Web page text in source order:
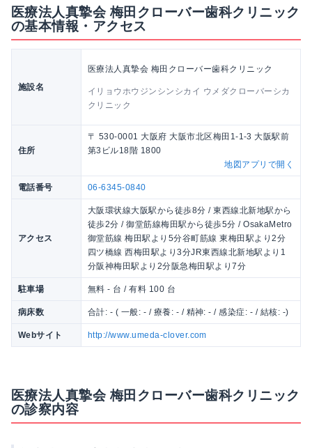
医療法人真摯会 梅田クローバー歯科クリニック
の基本情報・アクセス
施設名
医療法人真摯会 梅田クローバー歯科クリニック
イリョウホウジンシンシカイ ウメダクローバーシカ
クリニック
住所
〒 530-0001 大阪府 大阪市北区梅田1-1-3 大阪駅前
第3ビル18階 1800
地図アプリで開く
電話番号 06-6345-0840
アクセス
大阪環状線大阪駅から徒歩8分 / 東西線北新地駅から
徒歩2分 / 御堂筋線梅田駅から徒歩5分 / OsakaMetro
御堂筋線 梅田駅より5分谷町筋線 東梅田駅より2分
四ツ橋線 西梅田駅より3分JR東西線北新地駅より1
分阪神梅田駅より2分阪急梅田駅より7分
駐車場 無料 - 台 / 有料 100 台
病床数 合計: - ( 一般: - / 療養: - / 精神: - / 感染症: - / 結核: -)
Webサイト http://www.umeda-clover.com
医療法人真摯会 梅田クローバー歯科クリニック
の診察内容